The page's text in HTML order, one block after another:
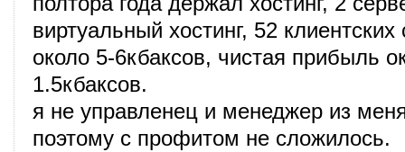
виртуальный хостинг, 52
около 5-6кбаксов, чистая прибыль
1.5кбаксов.
я не управленец и менеджер из
поэтому с профитом не сложилось.